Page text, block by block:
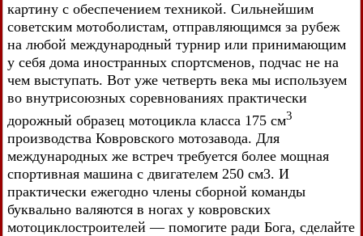
картину с обеспечением техникой. Сильнейшим
советским мотоболистам, отправляющимся за рубеж
на любой международный турнир или принимающим
у себя дома иностранных спортсменов, подчас не на
чем выступать. Вот уже четверть века мы используем
во внутрисоюзных соревнованиях практически
дорожный образец мотоцикла класса 175 см3
производства Ковровского мотозавода. Для
международных же встреч требуется более мощная
спортивная машина с двигателем 250 см3. И
практически ежегодно члены сборной команды
буквально валяются в ногах у ковровских
мотоциклостроителей — помогите ради Бога, сделайте